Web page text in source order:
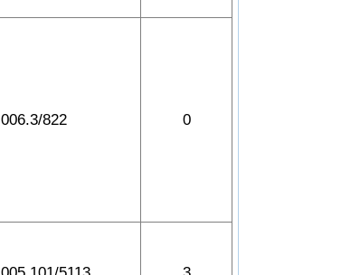
006.3/822 0